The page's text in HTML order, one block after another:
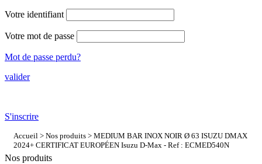
Votre identifiant
Votre mot de passe
Mot de passe perdu?
valider
S'inscrire
Accueil > Nos produits > MEDIUM BAR INOX NOIR Ø 63 ISUZU DMAX
2024+ CERTIFICAT EUROPÉEN Isuzu D-Max - Ref : ECMED540N
Nos produits